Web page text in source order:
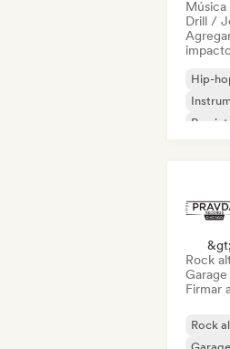
Música
Drill /
Hip-
Rap
Rock
Firmar
Rock